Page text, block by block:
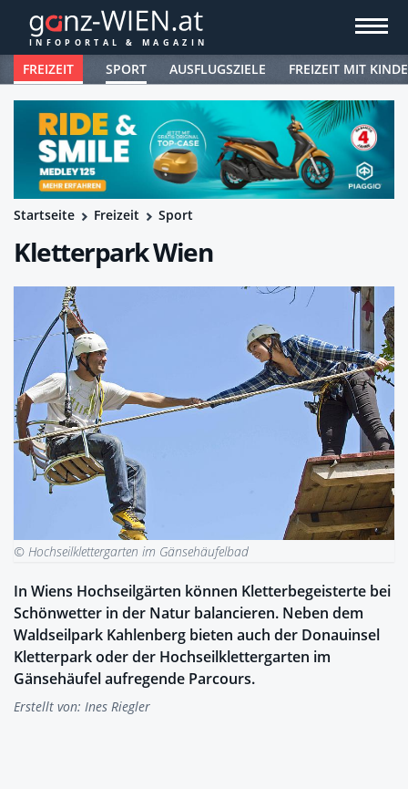
FREIZEIT SPORT AUSFLUGSZIELE FREIZEIT MIT
Startseite Freizeit Sport
Kletterpark Wien
© Hochseilklettergarten im Gänsehäufelbad
In Wiens Hochseilgärten können Kletterbegeisterte bei
Schönwetter in der Natur balancieren. Neben dem
Waldseilpark Kahlenberg bieten auch der Donauinsel
Kletterpark oder der Hochseilklettergarten im
Gänsehäufel aufregende Parcours.
Erstellt von: Ines Riegler